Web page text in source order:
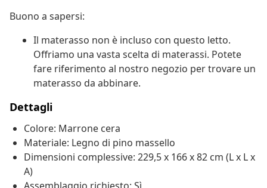
Buono a sapersi:
Il materasso non è incluso con questo letto.
Offriamo una vasta scelta di materassi. Potete
fare riferimento al nostro negozio per trovare un
materasso da abbinare.
Dettagli
Colore: Marrone cera
Materiale: Legno di pino massello
Dimensioni complessive: 229,5 x 166 x 82 cm (L x L x
A)